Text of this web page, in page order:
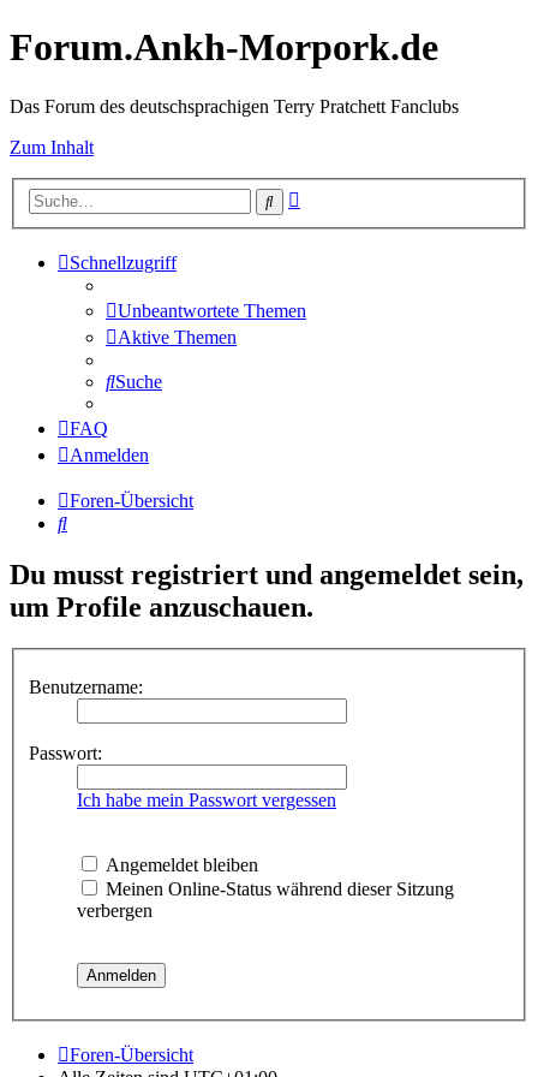
Forum.Ankh-Morpork.de
Das Forum des deutschsprachigen Terry Pratchett Fanclubs
Zum Inhalt
Suche
Schnellzugriff
Unbeantwortete Themen
Aktive Themen
Suche
FAQ
Anmelden
Foren-Übersicht
Suche
Du musst registriert und angemeldet sein,
um Profile anzuschauen.
Benutzername:
Passwort:
Ich habe mein Passwort vergessen
Angemeldet bleiben
Meinen Online-Status während dieser Sitzung
verbergen
Foren-Übersicht